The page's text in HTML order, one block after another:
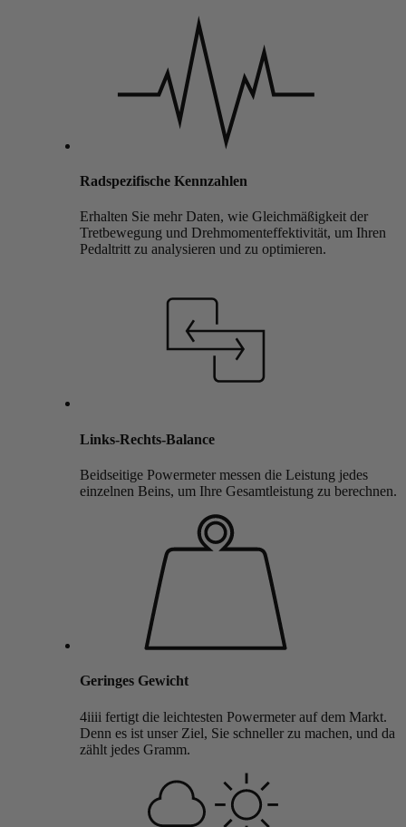
Radspezifische Kennzahlen
Erhalten Sie mehr Daten, wie Gleichmäßigkeit der
Tretbewegung und Drehmomenteffektivität, um Ihren
Pedaltritt zu analysieren und zu optimieren.
Links-Rechts-Balance
Beidseitige Powermeter messen die Leistung jedes
einzelnen Beins, um Ihre Gesamtleistung zu berechnen.
Geringes Gewicht
4iiii fertigt die leichtesten Powermeter auf dem Markt.
Denn es ist unser Ziel, Sie schneller zu machen, und da
zählt jedes Gramm.